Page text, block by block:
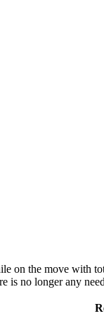
on the move with
is no longer any